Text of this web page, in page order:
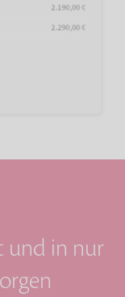
und in nur